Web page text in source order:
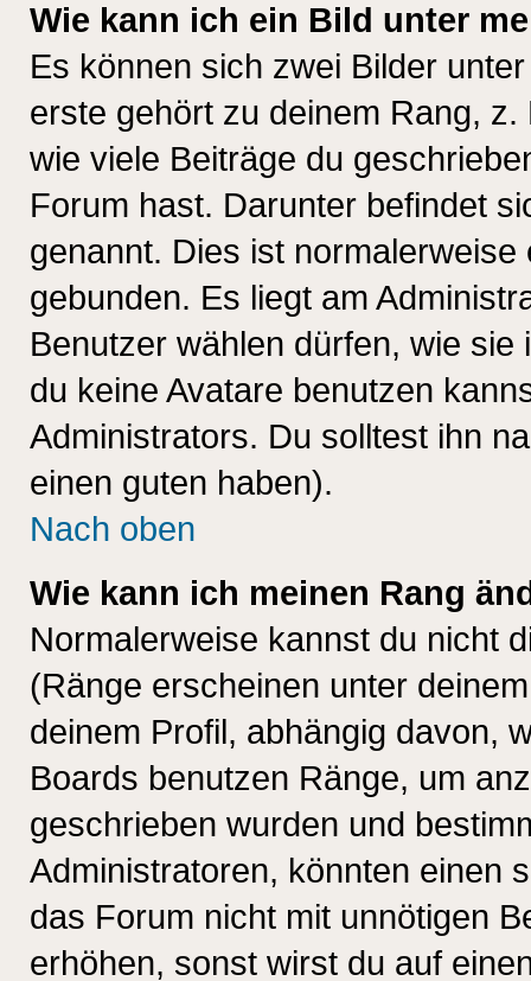
Wie kann ich ein Bild unter
Es können sich zwei Bilder
erste gehört zu deinem Rang,
wie viele Beiträge du
Forum hast. Darunter befindet
genannt. Dies ist
gebunden. Es liegt am
Benutzer wählen dürfen, wie
du keine Avatare benutzen
Administrators. Du solltest ihn
einen guten haben).
Nach oben
Wie kann ich meinen Rang
Normalerweise kannst du nicht
(Ränge erscheinen unter
deinem Profil, abhängig davon,
Boards benutzen Ränge, um
geschrieben wurden und
Administratoren, könnten einen
das Forum nicht mit unnötigen
erhöhen, sonst wirst du auf